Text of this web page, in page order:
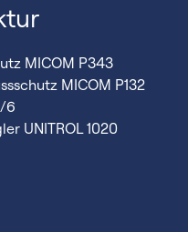
MICOM P343
MICOM P132
6
UNITROL 1020